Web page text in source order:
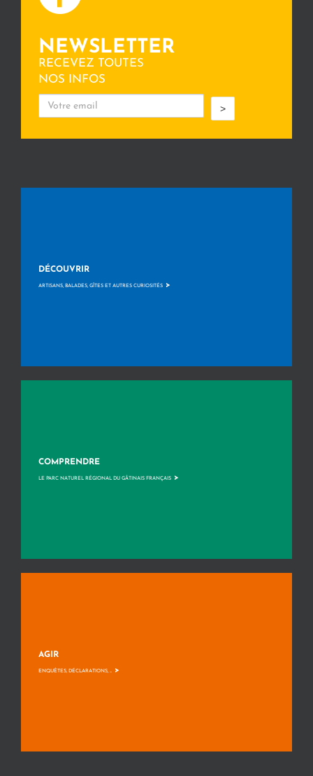
NEWSLETTER
RECEVEZ TOUTES
NOS INFOS
>
DÉCOUVRIR
ARTISANS, BALADES, GÎTES ET AUTRES CURIOSITÉS >
COMPRENDRE
LE PARC NATUREL RÉGIONAL DU GÂTINAIS FRANÇAIS >
AGIR
ENQUÊTES, DÉCLARATIONS, ... >